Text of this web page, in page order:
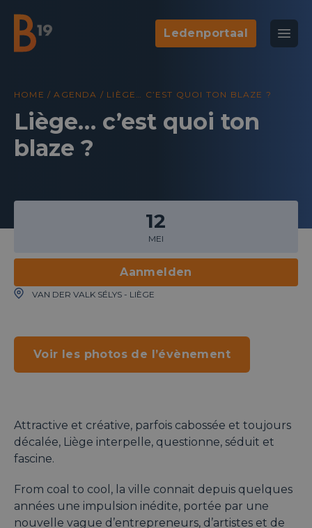
National Business Club & Networking
Ledenportaal
HOME /AGENDA / LIÈGE… C’EST QUOI TON BLAZE ?
Liège… c’est quoi ton
blaze ?
12
MEI
Aanmelden
VAN DER VALK SÉLYS - LIÈGE
Voir les photos de l’évènement
Attractive et créative, parfois cabossée et toujours
décalée, Liège interpelle, questionne, séduit et
fascine.
From coal to cool, la ville connait depuis quelques
années une impulsion inédite, portée par une
nouvelle vague d’entrepreneurs, d’artistes et de